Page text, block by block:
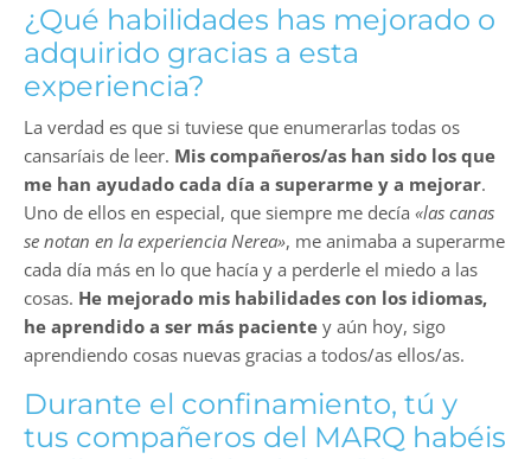
¿Qué habilidades has mejorado o
adquirido gracias a esta
experiencia?
La verdad es que si tuviese que enumerarlas todas os
cansaríais de leer. Mis compañeros/as han sido los que
me han ayudado cada día a superarme y a mejorar.
Uno de ellos en especial, que siempre me decía «las canas
se notan en la experiencia Nerea», me animaba a superarme
cada día más en lo que hacía y a perderle el miedo a las
cosas. He mejorado mis habilidades con los idiomas,
he aprendido a ser más paciente y aún hoy, sigo
aprendiendo cosas nuevas gracias a todos/as ellos/as.
Durante el confinamiento, tú y
tus compañeros del MARQ habéis